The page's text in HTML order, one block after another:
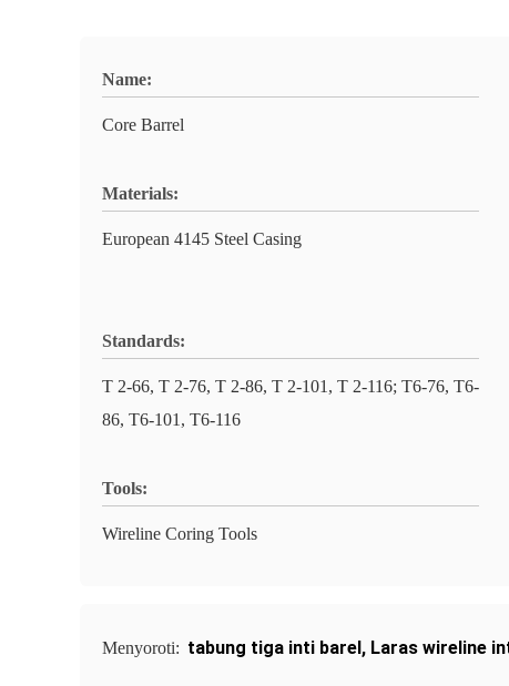
Name:
Core Barrel
Materials:
European 4145 Steel Casing
Standards:
T 2-66, T 2-76, T 2-86, T 2-101, T 2-116; T6-76, T6-
86, T6-101, T6-116
Tools:
Wireline Coring Tools
Menyoroti: tabung tiga inti barel, Laras wireline